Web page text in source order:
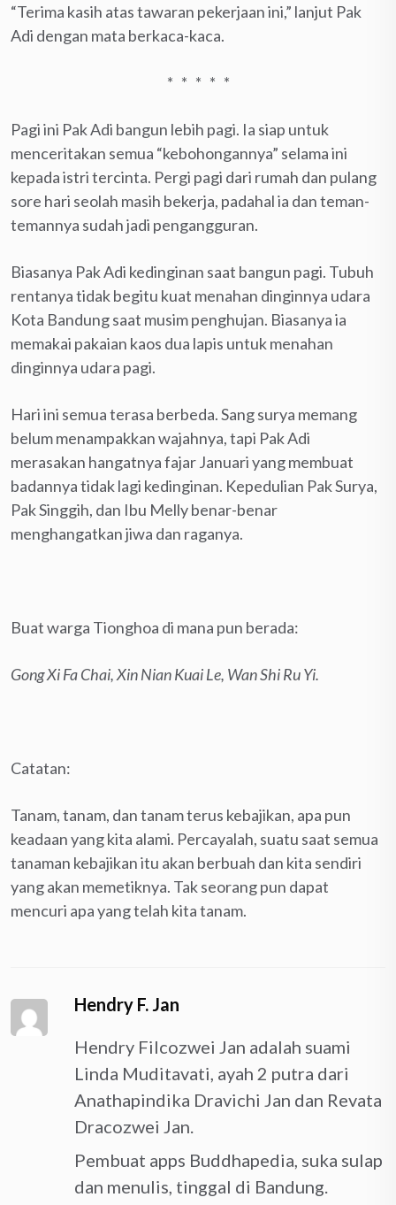
“Terima kasih atas tawaran pekerjaan ini,” lanjut Pak
Adi dengan mata berkaca-kaca.
* * * * *
Pagi ini Pak Adi bangun lebih pagi. Ia siap untuk
menceritakan semua “kebohongannya” selama ini
kepada istri tercinta. Pergi pagi dari rumah dan pulang
sore hari seolah masih bekerja, padahal ia dan teman-
temannya sudah jadi pengangguran.
Biasanya Pak Adi kedinginan saat bangun pagi. Tubuh
rentanya tidak begitu kuat menahan dinginnya udara
Kota Bandung saat musim penghujan. Biasanya ia
memakai pakaian kaos dua lapis untuk menahan
dinginnya udara pagi.
Hari ini semua terasa berbeda. Sang surya memang
belum menampakkan wajahnya, tapi Pak Adi
merasakan hangatnya fajar Januari yang membuat
badannya tidak lagi kedinginan. Kepedulian Pak Surya,
Pak Singgih, dan Ibu Melly benar-benar
menghangatkan jiwa dan raganya.
Buat warga Tionghoa di mana pun berada:
Gong Xi Fa Chai,Xin Nian Kuai Le, Wan Shi Ru Yi.
Catatan:
Tanam, tanam, dan tanam terus kebajikan, apa pun
keadaan yang kita alami. Percayalah, suatu saat semua
tanaman kebajikan itu akan berbuah dan kita sendiri
yang akan memetiknya. Tak seorang pun dapat
mencuri apa yang telah kita tanam.
Hendry F. Jan
Hendry Filcozwei Jan adalah suami
Linda Muditavati, ayah 2 putra dari
Anathapindika Dravichi Jan dan Revata
Dracozwei Jan.
Pembuat apps Buddhapedia, suka sulap
dan menulis, tinggal di Bandung.